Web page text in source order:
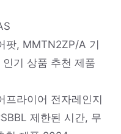
블랙)
선택 인기 상품
팟, MMTN2ZP/A 기
기 상품 추천 제품
프라이어 전자레인지
제한된 시간, 무